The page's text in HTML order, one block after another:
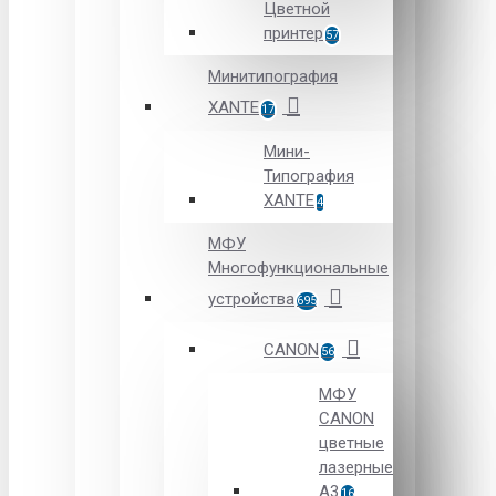
Цветной
принтер 57
Минитипография
XANTE17
Мини-
Типография
XANTE4
МФУ
Многофункциональные
устройства695
CANON 56
МФУ
CANON
цветные
лазерные
А3